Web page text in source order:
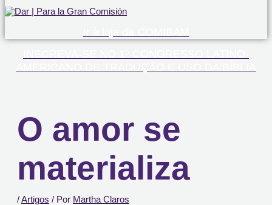
O amor se
materializa
/Artigos / Por Martha Claros